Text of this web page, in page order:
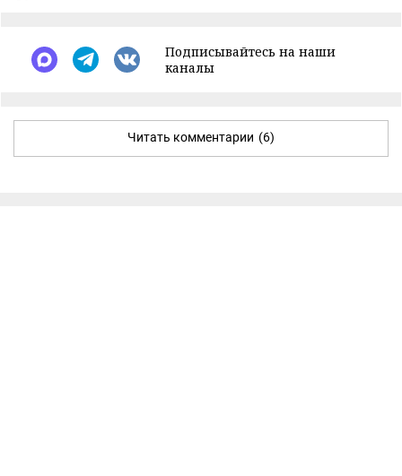
Подписывайтесь на наши
каналы
Читать комментарии (6)